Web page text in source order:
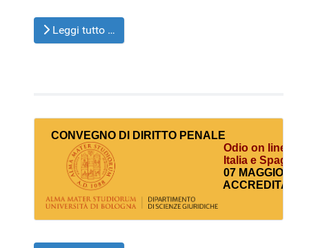
Leggi tutto …
  CONVEGNO DI
DIRITTO PENALE
Odio on line e
Italia e Spagna
07 MAGGIO
ACCREDITATO